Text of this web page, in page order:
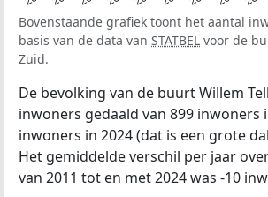
Bovenstaande grafiek toont het aantal
basis van de data van STATBEL voor de
Zuid.
De bevolking van de buurt Willem
inwoners gedaald van 899 inwoners
inwoners in 2024 (dat is een grote
Het gemiddelde verschil per jaar
van 2011 tot en met 2024 was -10